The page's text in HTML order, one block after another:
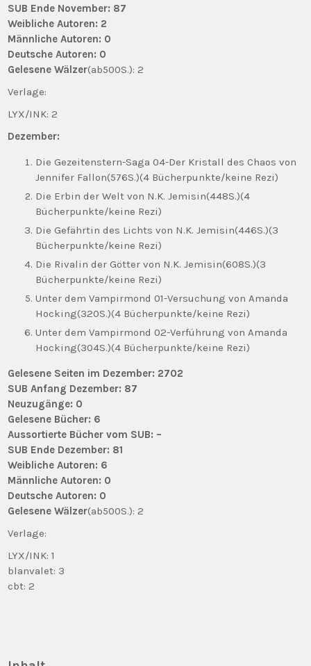
SUB Ende November: 87
Weibliche Autoren: 2
Männliche Autoren: 0
Deutsche Autoren: 0
Gelesene Wälzer(ab500S.): 2
Verlage:
LYX/INK: 2
Dezember:
Die Gezeitenstern-Saga 04-Der Kristall des Chaos von
Jennifer Fallon(576S.)(4 Bücherpunkte/keine Rezi)
Die Erbin der Welt von N.K. Jemisin(448S.)(4
Bücherpunkte/keine Rezi)
Die Gefährtin des Lichts von N.K. Jemisin(446S.)(3
Bücherpunkte/keine Rezi)
Die Rivalin der Götter von N.K. Jemisin(608S.)(3
Bücherpunkte/keine Rezi)
Unter dem Vampirmond 01-Versuchung von Amanda
Hocking(320S.)(4 Bücherpunkte/keine Rezi)
Unter dem Vampirmond 02-Verführung von Amanda
Hocking(304S.)(4 Bücherpunkte/keine Rezi)
Gelesene Seiten im Dezember: 2702
SUB Anfang Dezember: 87
Neuzugänge: 0
Gelesene Bücher: 6
Aussortierte Bücher vom SUB: –
SUB Ende Dezember: 81
Weibliche Autoren: 6
Männliche Autoren: 0
Deutsche Autoren: 0
Gelesene Wälzer(ab500S.): 2
Verlage:
LYX/INK: 1
blanvalet: 3
cbt: 2